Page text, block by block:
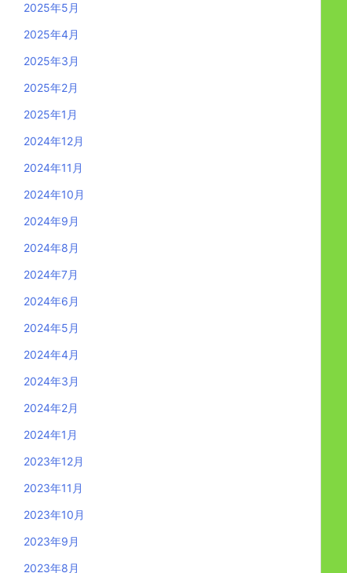
2025年5月
2025年4月
2025年3月
2025年2月
2025年1月
2024年12月
2024年11月
2024年10月
2024年9月
2024年8月
2024年7月
2024年6月
2024年5月
2024年4月
2024年3月
2024年2月
2024年1月
2023年12月
2023年11月
2023年10月
2023年9月
2023年8月